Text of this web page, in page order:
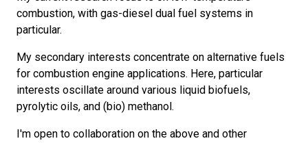
combustion, with gas-diesel dual fuel systems in
particular.
My secondary interests concentrate on alternative fuels
for combustion engine applications. Here, particular
interests oscillate around various liquid biofuels,
pyrolytic oils, and (bio) methanol.
I'm open to collaboration on the above and other